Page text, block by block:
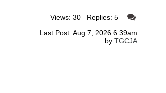
Views: 30 Replies: 5
Last Post: Aug 7, 2026 6:39am
by TGCJA